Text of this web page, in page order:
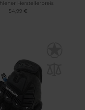
Herstellerpreis
54,99 €